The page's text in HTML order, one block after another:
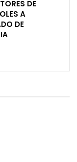
DE
A
DE